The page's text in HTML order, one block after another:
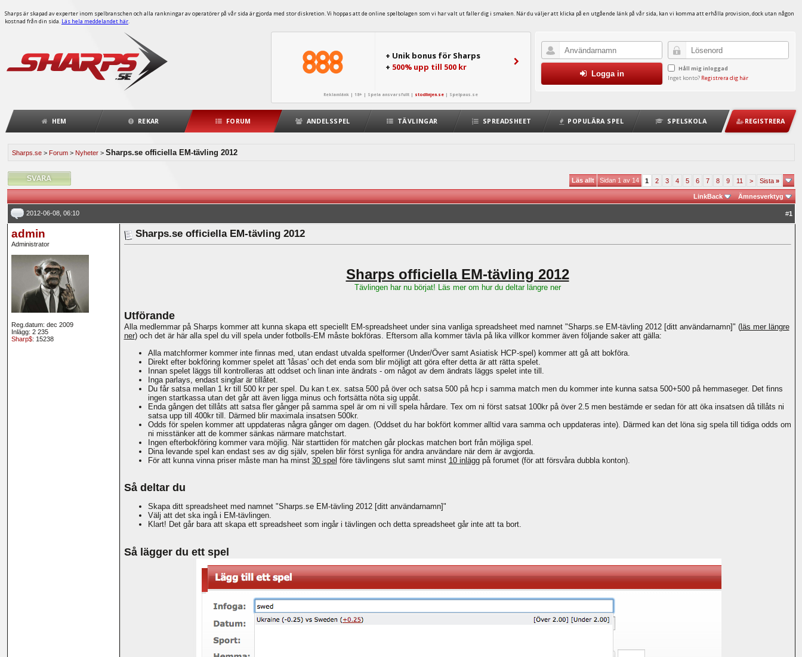
Sharps är skapad av experter inom spelbranschen och alla rankningar av operatörer på vår sida är gjorda med stor diskretion. Vi hoppas att de online spelbolagen som vi har valt ut faller dig i smaken. När du väljer att klicka på en utgående länk på vår sida, kan vi komma att erhålla provision, dock utan någon
kostnad från din sida. Läs hela meddelandet här.
+ Unik bonus för Sharps
+ 500% upp till 500 kr
Reklamlänk | 18+ | Spela ansvarsfullt | stodlinjen.se | Spelpaus.se
Håll mig inloggad
Inget konto? Registrera dig här
Logga in
HEM REKAR FORUM ANDELSSPEL TÄVLINGAR SPREADSHEET POPULÄRA SPEL SPELSKOLA REGISTRERA
Sharps.se > Forum > Nyheter > Sharps.se officiella EM-tävling 2012
Läs allt Sidan 1 av 14 1 2 3 4 5 6 7 8 9 11 > Sista»
LinkBack Ämnesverktyg
2012-06-08, 06:10 #1
admin
Administrator
Reg.datum: dec 2009
Inlägg: 2 235
Sharp$: 15238
Sharps.se officiella EM-tävling 2012
Sharps officiella EM-tävling 2012
Tävlingen har nu börjat! Läs mer om hur du deltar längre ner
Utförande
Alla medlemmar på Sharps kommer att kunna skapa ett speciellt EM-spreadsheet under sina vanliga spreadsheet med namnet "Sharps.se EM-tävling 2012 [ditt användarnamn]" (läs mer längre
ner) och det är här alla spel du vill spela under fotbolls-EM måste bokföras. Eftersom alla kommer tävla på lika villkor kommer även följande saker att gälla:
Alla matchformer kommer inte finnas med, utan endast utvalda spelformer (Under/Över samt Asiatisk HCP-spel) kommer att gå att bokföra.
Direkt efter bokföring kommer spelet att 'låsas' och det enda som blir möjligt att göra efter detta är att rätta spelet.
Innan spelet läggs till kontrolleras att oddset och linan inte ändrats - om något av dem ändrats läggs spelet inte till.
Inga parlays, endast singlar är tillåtet.
Du får satsa mellan 1 kr till 500 kr per spel. Du kan t.ex. satsa 500 på över och satsa 500 på hcp i samma match men du kommer inte kunna satsa 500+500 på hemmaseger. Det finns
ingen startkassa utan det går att även ligga minus och fortsätta nöta sig uppåt.
Enda gången det tillåts att satsa fler gånger på samma spel är om ni vill spela hårdare. Tex om ni först satsat 100kr på över 2.5 men bestämde er sedan för att öka insatsen då tillåts ni
satsa upp till 400kr till. Därmed blir maximala insatsen 500kr.
Odds för spelen kommer att uppdateras några gånger om dagen. (Oddset du har bokfört kommer alltid vara samma och uppdateras inte). Därmed kan det löna sig spela till tidiga odds om
ni misstänker att de kommer sänkas närmare matchstart.
Ingen efterbokföring kommer vara möjlig. När starttiden för matchen går plockas matchen bort från möjliga spel.
Dina levande spel kan endast ses av dig själv, spelen blir först synliga för andra användare när dem är avgjorda.
För att kunna vinna priser måste man ha minst 30 spel före tävlingens slut samt minst 10 inläggpå forumet (för att försvåra dubbla konton).
Så deltar du
Skapa ditt spreadsheet med namnet "Sharps.se EM-tävling 2012 [ditt användarnamn]"
Välj att det ska ingå i EM-tävlingen.
Klart! Det går bara att skapa ett spreadsheet som ingår i tävlingen och detta spreadsheet går inte att ta bort.
Så lägger du ett spel